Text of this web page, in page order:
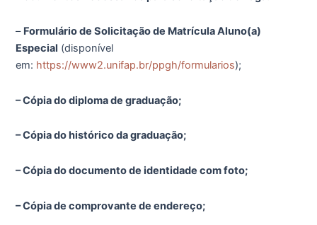
– Formuláriode Solicitação de Matrícula Aluno(a)
Especial (disponível
em: https://www2.unifap.br/ppgh/formularios);
– Cópia do diploma de graduação;
– Cópia do histórico da graduação;
– Cópia do documento de identidade com foto;
– Cópia de comprovante de endereço;